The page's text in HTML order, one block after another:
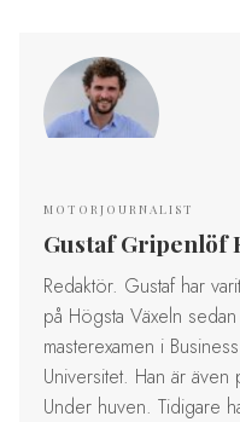
MOTORJOURNALIST
Gustaf Gripenlöf
Redaktör. Gustaf har
på Högsta Växeln
masterexamen i
Universitet. Han är
Under huven. Tidigare